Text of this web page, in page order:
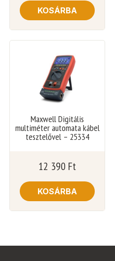
KOSÁRBA
Maxwell Digitális
multiméter automata kábel
tesztelővel – 25334
12 390 Ft
KOSÁRBA